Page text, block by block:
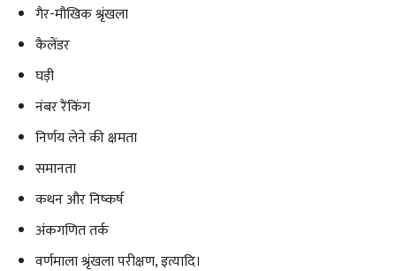
गैर-मौखिक श्रृंखला
कैलेंडर
घड़ी
नंबर रैंकिंग
निर्णय लेने की क्षमता
समानता
कथन और निष्कर्ष
अंकगणित तर्क
वर्णमाला श्रृंखला परीक्षण, इत्यादि।